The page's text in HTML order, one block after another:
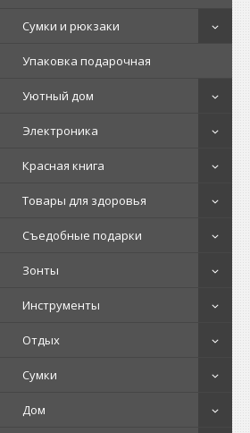
Сумки и рюкзаки
Упаковка подарочная
Уютный дом
Электроника
Красная книга
Товары для здоровья
Съедобные подарки
Зонты
Инструменты
Отдых
Сумки
Дом